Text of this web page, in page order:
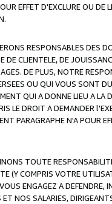
EFFET D'EXCLURE OU
RESPONSABLES DES
CLIENTELE, DE
DE PLUS, NOTRE
OU QUI VOUS SONT
QUI A DONNE LIEU A
LE DROIT A DEMANDER
PARAGRAPHE N'A POUR
TOUTE
(Y COMPRIS VOTRE
ENGAGEZ A DEFENDRE,
NOS SALARIES,